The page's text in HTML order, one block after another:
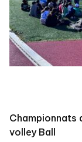
Post
navigation
Championnats
volley Ball